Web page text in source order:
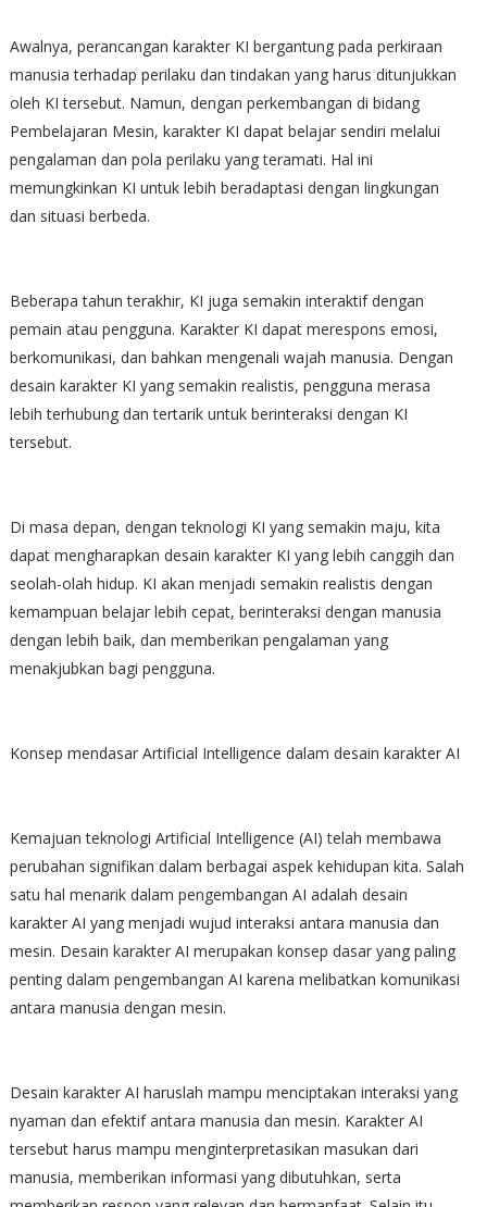
Awalnya, perancangan karakter KI bergantung pada perkiraan
manusia terhadap perilaku dan tindakan yang harus ditunjukkan
oleh KI tersebut. Namun, dengan perkembangan di bidang
Pembelajaran Mesin, karakter KI dapat belajar sendiri melalui
pengalaman dan pola perilaku yang teramati. Hal ini
memungkinkan KI untuk lebih beradaptasi dengan lingkungan
dan situasi berbeda.
Beberapa tahun terakhir, KI juga semakin interaktif dengan
pemain atau pengguna. Karakter KI dapat merespons emosi,
berkomunikasi, dan bahkan mengenali wajah manusia. Dengan
desain karakter KI yang semakin realistis, pengguna merasa
lebih terhubung dan tertarik untuk berinteraksi dengan KI
tersebut.
Di masa depan, dengan teknologi KI yang semakin maju, kita
dapat mengharapkan desain karakter KI yang lebih canggih dan
seolah-olah hidup. KI akan menjadi semakin realistis dengan
kemampuan belajar lebih cepat, berinteraksi dengan manusia
dengan lebih baik, dan memberikan pengalaman yang
menakjubkan bagi pengguna.
Konsep mendasar Artificial Intelligence dalam desain karakter AI
Kemajuan teknologi Artificial Intelligence (AI) telah membawa
perubahan signifikan dalam berbagai aspek kehidupan kita. Salah
satu hal menarik dalam pengembangan AI adalah desain
karakter AI yang menjadi wujud interaksi antara manusia dan
mesin. Desain karakter AI merupakan konsep dasar yang paling
penting dalam pengembangan AI karena melibatkan komunikasi
antara manusia dengan mesin.
Desain karakter AI haruslah mampu menciptakan interaksi yang
nyaman dan efektif antara manusia dan mesin. Karakter AI
tersebut harus mampu menginterpretasikan masukan dari
manusia, memberikan informasi yang dibutuhkan, serta